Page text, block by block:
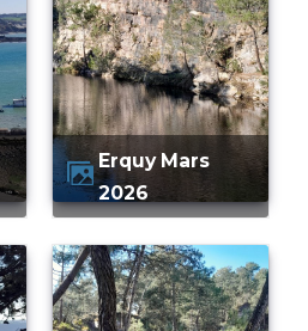
Erquy Mars
2026